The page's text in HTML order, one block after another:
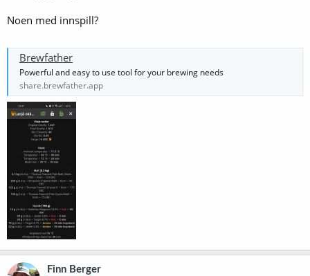
Noen med innspill?
Brewfather
Powerful and easy to use tool for your brewing needs
share.brewfather.app
Finn Berger